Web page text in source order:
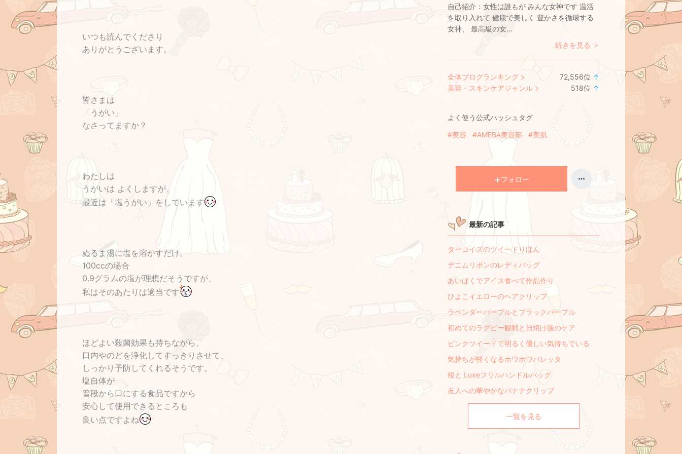
いつも読んでくださり
ありがとうございます。
皆さまは
「うがい」
なさってますか ？
わたしは
うがいは よくしますが、
最近は「塩うがい」をしています
ぬるま湯に塩を溶かすだけ。
100ccの場合
0.9グラムの塩が理想だそうですが、
私はそのあたりは適当です
ほどよい殺菌効果も持ちながら、
口内やのどを浄化してすっきりさせて、
しっかり予防してくれるそうです。
塩自体が
普段から口にする食品ですから
安心して使用できるところも
良い点ですよね
自己紹介： 女性は誰もが みんな女神です 温活
を取り入れて 健康で美しく 豊かさを循環する
女神、 最高級の女...
続きを見る ＞
全体ブログランキング 72,556位 ↑
美容・スキンケアジャンル 518位 ↑
よく使う公式ハッシュタグ
#美容 #AMEBA美容部 #美肌
フォロー
最新の記事
ターコイズのツイードりぼん
デニムリボンのレディバッグ
あいぱくでアイス食べて作品作り
ひよこイエローのヘアクリップ
ラベンダーパープルとブラックパープル
初めてのラグビー観戦と日焼け後のケア
ピンクツイードで明るく優しい気持ちでいる
気持ちが軽くなるホワホワバレッタ
桜と Luxeフリルハンドルバッグ
友人への華やかなバナナクリップ
一覧を見る